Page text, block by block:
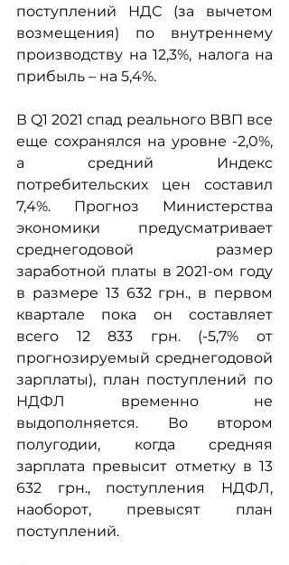
поступлений НДС (за вычетом
возмещения) по внутреннему
производству на 12,3%, налога на
прибыль – на 5,4%.
В Q1 2021 спад реального ВВП все
еще сохранялся на уровне -2,0%,
а средний Индекс
потребительских цен составил
7,4%. Прогноз Министерства
экономики предусматривает
среднегодовой размер
заработной платы в 2021-ом году
в размере 13 632 грн., в первом
квартале пока он составляет
всего 12 833 грн. (-5,7% от
прогнозируемый среднегодовой
зарплаты), план поступлений по
НДФЛ временно не
выдополняется. Во втором
полугодии, когда средняя
зарплата превысит отметку в 13
632 грн., поступления НДФЛ,
наоборот, превысят план
поступлений.